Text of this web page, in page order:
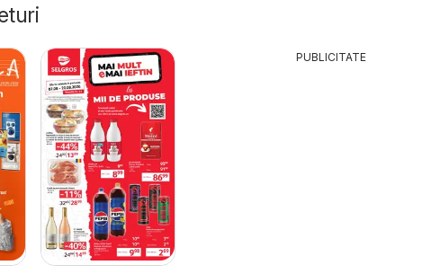
PUBLICITATE